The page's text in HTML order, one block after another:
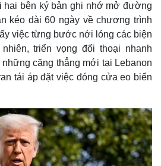
n
g
e
hai bên ký bản ghi nhớ mở đường
kéo dài 60 ngày về chương trình
việc từng bước nới lỏng các biện
triển vọng đối thoại nhanh
căng thẳng mới tại Lebanon
tái áp đặt việc đóng cửa eo biển